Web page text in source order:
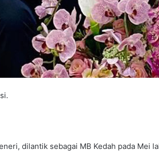
dilantik sebagai MB Kedah pada Mei